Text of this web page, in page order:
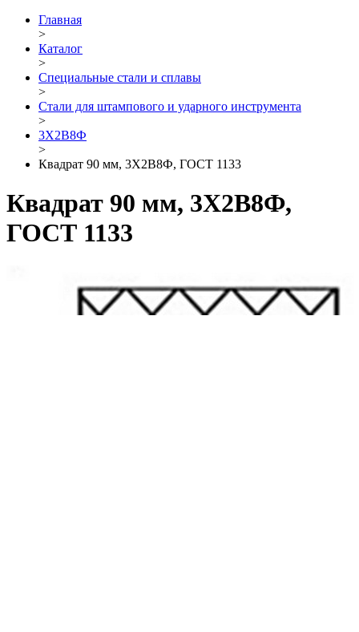
Главная
>
Каталог
>
Специальные стали и сплавы
>
Стали для штампового и ударного инструмента
>
3Х2В8Ф
>
Квадрат 90 мм, 3Х2В8Ф, ГОСТ 1133
Квадрат 90 мм, 3Х2В8Ф,
ГОСТ 1133